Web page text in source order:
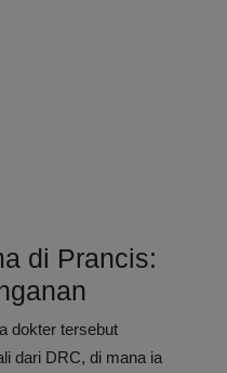
di Prancis:
dokter tersebut
dari DRC, di mana ia